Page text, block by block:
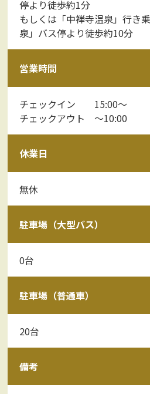
停より徒歩約1分
もしくは「中禅寺温泉」行き
泉」バス停より徒歩約10分
営業時間
チェックイン 15:00～
チェックアウト ～10:00
休業日
無休
駐車場（大型バス）
0台
駐車場（普通車）
20台
備考